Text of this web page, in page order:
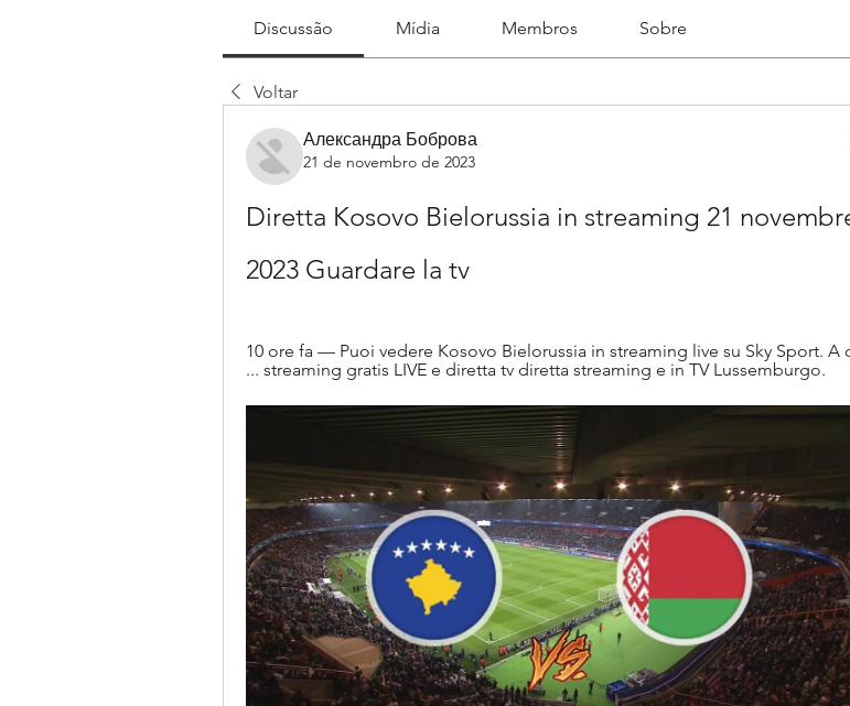
Discussão Mídia Membros Sobre
Voltar
Александра Боброва
21 de novembro de 2023
Diretta Kosovo Bielorussia in streaming 21
2023 Guardare la tv
10 ore fa — Puoi vedere Kosovo Bielorussia in streaming live su Sky Sport. A
... streaming gratis LIVE e diretta tv diretta streaming e in TV Lussemburgo.